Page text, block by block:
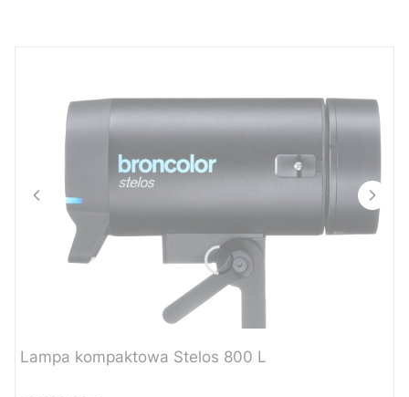
Lampa kompaktowa Stelos 800 L